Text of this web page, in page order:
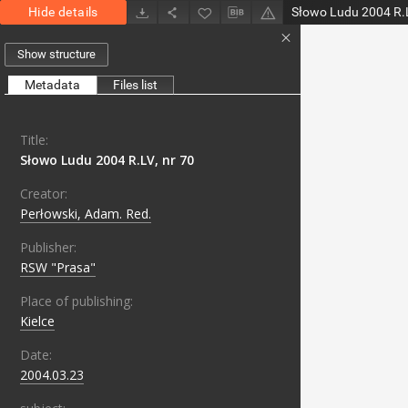
Hide details Słowo Ludu 2004
Show structure
Metadata Files list
Title:
Słowo Ludu 2004 R.LV, nr 70
Creator:
Perłowski, Adam. Red.
Publisher:
RSW "Prasa"
Place of publishing:
Kielce
Date:
2004.03.23